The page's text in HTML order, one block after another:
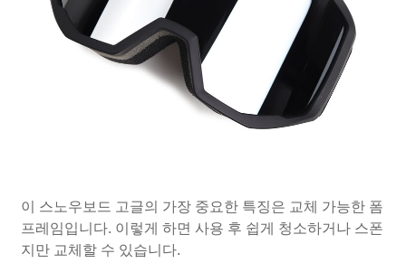
이 스노우보드 고글의 가장 중요한 특징은 교체 가능한 폼
프레임입니다. 이렇게 하면 사용 후 쉽게 청소하거나 스폰
지만 교체할 수 있습니다.